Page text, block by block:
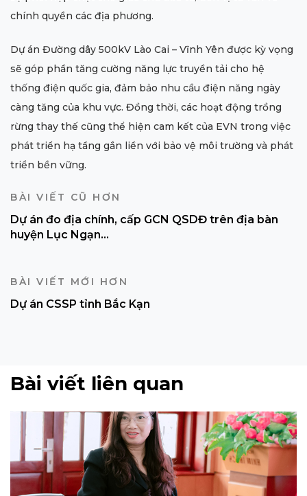
chính quyền các địa phương.
Dự án Đường dây 500kV Lào Cai – Vĩnh Yên được kỳ vọng
sẽ góp phần tăng cường năng lực truyền tải cho hệ
thống điện quốc gia, đảm bảo nhu cầu điện năng ngày
càng tăng của khu vực. Đồng thời, các hoạt động trồng
rừng thay thế cũng thể hiện cam kết của EVN trong việc
phát triển hạ tầng gắn liền với bảo vệ môi trường và phát
triển bền vững.
BÀI VIẾT CŨ HƠN
Dự án đo địa chính, cấp GCN QSDĐ trên địa bàn
huyện Lục Ngạn...
BÀI VIẾT MỚI HƠN
Dự án CSSP tỉnh Bắc Kạn
Bài viết liên quan